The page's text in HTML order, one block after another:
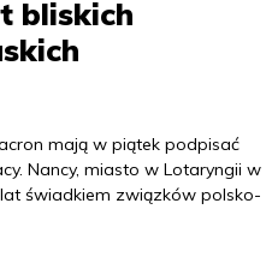
bliskich
mają w piątek podpisać
Nancy, miasto w Lotaryngii w
świadkiem związków polsko-